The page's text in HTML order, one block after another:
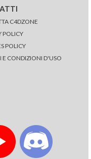
C4DZONE
POLICY
POLICY
E CONDIZIONI D'USO